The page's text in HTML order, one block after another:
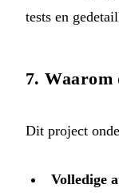
tests en
7.
Dit project
Volledige